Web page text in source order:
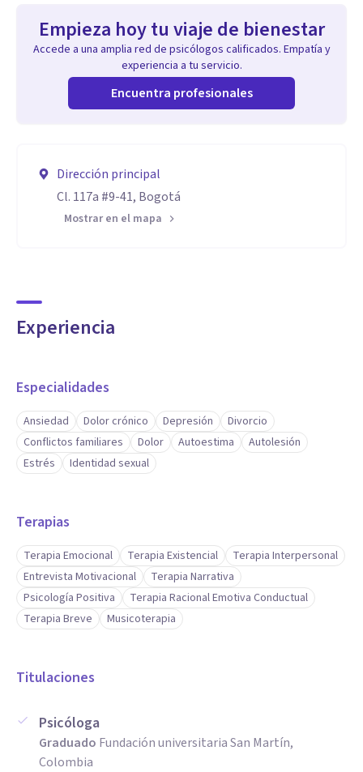
Empieza hoy tu viaje de bienestar
Accede a una amplia red de psicólogos calificados. Empatía y
experiencia a tu servicio.
Encuentra profesionales
Dirección principal
Cl. 117a #9-41, Bogotá
Mostrar en el mapa
Experiencia
Especialidades
Ansiedad Dolor crónico Depresión
Divorcio
Conflictos familiares
Dolor Autoestima
Autolesión
Estrés
Identidad sexual
Terapias
Terapia Emocional Terapia Existencial
Terapia Interpersonal
Entrevista Motivacional
Terapia Narrativa
Psicología Positiva
Terapia Racional Emotiva Conductual
Terapia Breve
Musicoterapia
Titulaciones
Psicóloga
Graduado Fundación universitaria San Martín,
Colombia